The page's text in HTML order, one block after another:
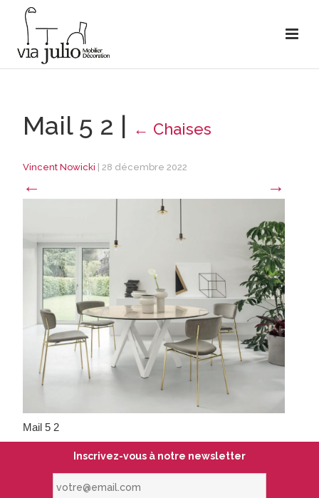
Mail 5 2 | ← Chaises
Vincent Nowicki 28 décembre 2022
← →
Mail 5 2
Inscrivez-vous à notre newsletter